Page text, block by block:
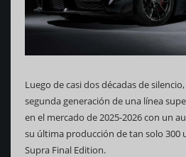
Luego de casi dos décadas de
segunda generación de una línea
en el mercado de 2025-2026 con un
su última producción de tan solo 300
Supra Final Edition.